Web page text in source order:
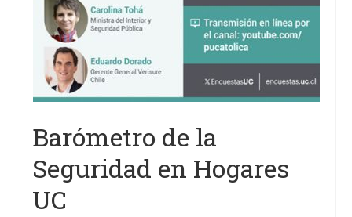
Barómetro de la
Seguridad en Hogares
UC